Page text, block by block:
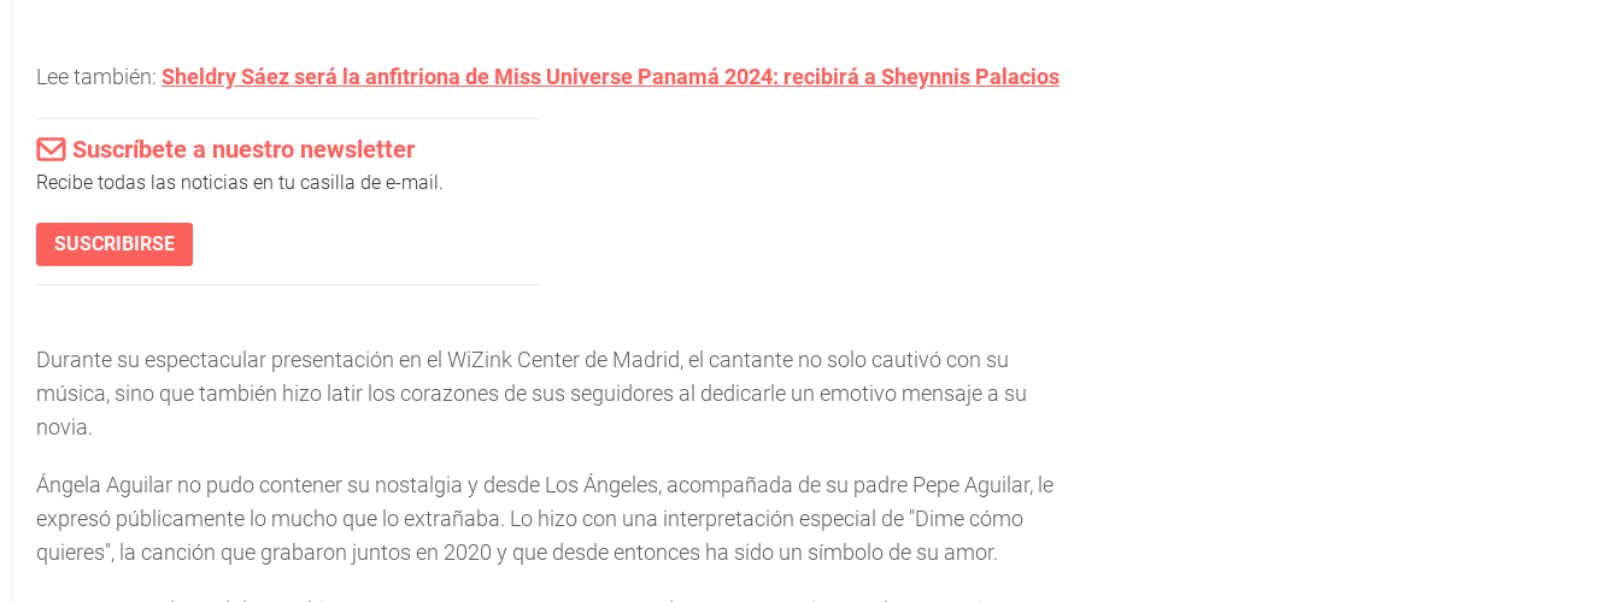
Lee también: Sheldry Sáez será la anfitriona de Miss Universe Panamá 2024: recibirá a Sheynnis Palacios
Suscríbete a nuestro newsletter
Recibe todas las noticias en tu casilla de e-mail.
SUSCRIBIRSE
Durante su espectacular presentación en el WiZink Center de Madrid, el cantante no solo cautivó con su
música, sino que también hizo latir los corazones de sus seguidores al dedicarle un emotivo mensaje a su
novia.
Ángela Aguilar no pudo contener su nostalgia y desde Los Ángeles, acompañada de su padre Pepe Aguilar, le
expresó públicamente lo mucho que lo extrañaba. Lo hizo con una interpretación especial de "Dime cómo
quieres", la canción que grabaron juntos en 2020 y que desde entonces ha sido un símbolo de su amor.